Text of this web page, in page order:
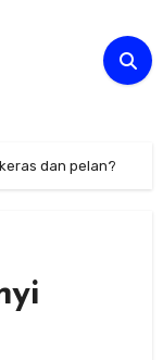
dan pelan?